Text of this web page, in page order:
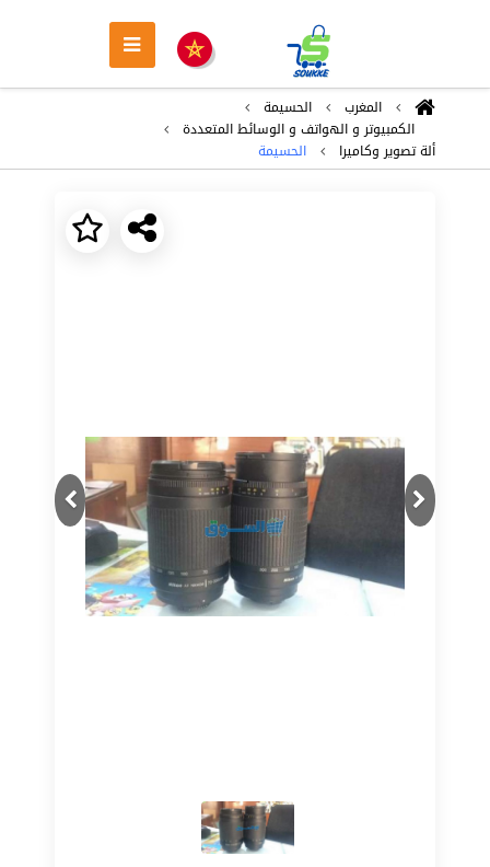
المغرب
الحسيمة
الكمبيوتر و الهواتف و الوسائط المتعددة
ألة تصوير وكاميرا
الحسيمة
Previous
Next